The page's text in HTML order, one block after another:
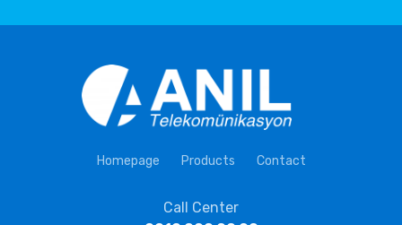
Homepage Products Contact
Call Center